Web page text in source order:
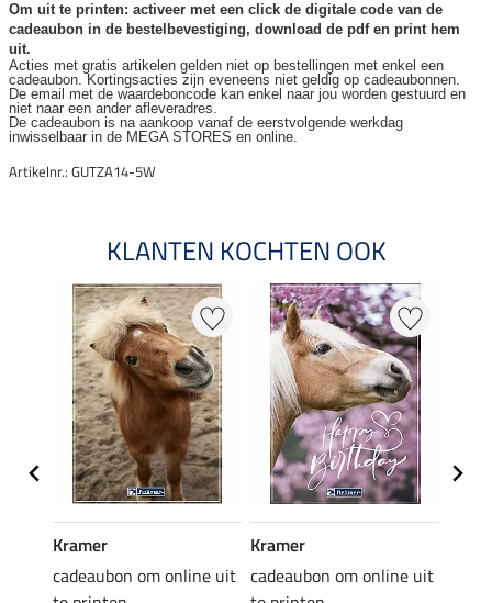
Om uit te printen: activeer met een click de digitale code van de
cadeaubon in de bestelbevestiging, download de pdf en print hem
uit.
Acties met gratis artikelen gelden niet op bestellingen met enkel een
cadeaubon. Kortingsacties zijn eveneens niet geldig op cadeaubonnen.
De email met de waardeboncode kan enkel naar jou worden gestuurd en
niet naar een ander afleveradres.
De cadeaubon is na aankoop vanaf de eerstvolgende werkdag
inwisselbaar in de MEGA STORES en online.
Artikelnr.: GUTZA14-5W
KLANTEN KOCHTEN OOK
Kramer
cadeaubon om online uit
Kramer
cadeaubon om online uit